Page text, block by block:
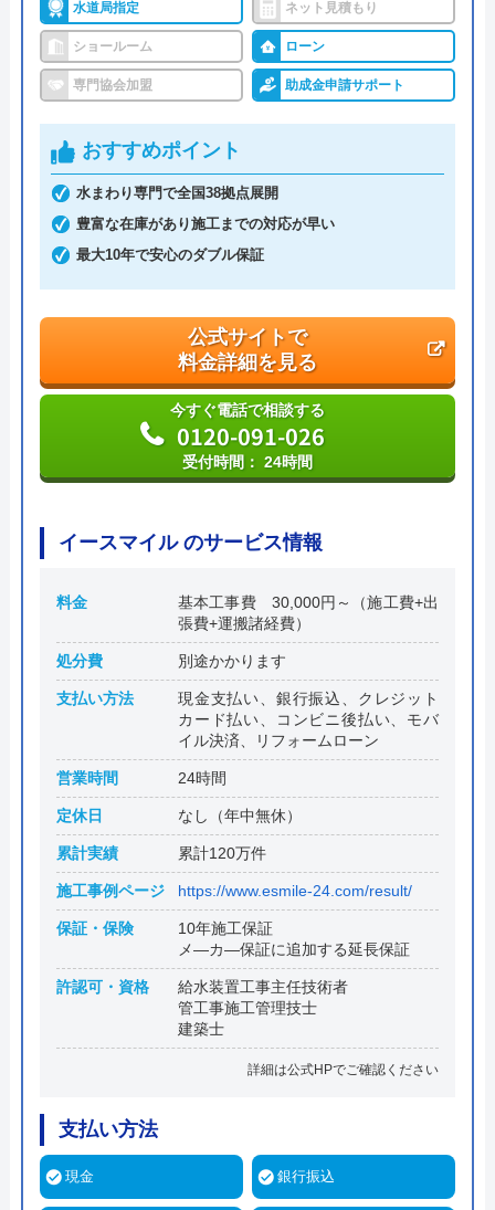
交換できるくん の基本情報
運営会社 株式会社交換できるくん
創業・設立 1998年11月13日設立
本社所在地
〒150-0011
東京都渋谷区東1丁目26-20 東京建物東
渋谷ビル
水道局指定 ネット見積もり
ショールーム ローン
専門協会加盟 助成金申請サポート
おすすめポイント
水まわり専門で全国38拠点展開
豊富な在庫があり施工までの対応が早い
最大10年で安心のダブル保証
公式サイトで
料金詳細を見る
今すぐ電話で相談する
0120-091-026
受付時間： 24時間
イースマイル のサービス情報
料金
基本工事費 30,000円～（施工費+出
張費+運搬諸経費）
処分費 別途かかります
支払い方法
現金支払い、銀行振込、クレジット
カード払い、コンビニ後払い、モバ
イル決済、リフォームローン
営業時間 24時間
定休日 なし（年中無休）
累計実績 累計120万件
施工事例ページ https://www.esmile-24.com/result/
保証・保険
10年施工保証
メ―カ―保証に追加する延長保証
許認可・資格
給水装置工事主任技術者
管工事施工管理技士
建築士
詳細は公式HPでご確認ください
支払い方法
現金 銀行振込